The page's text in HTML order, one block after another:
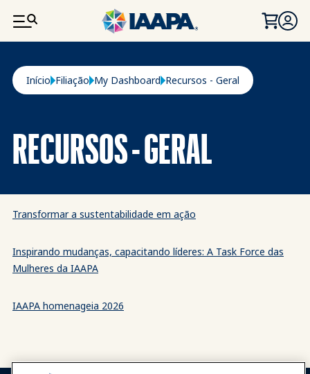
PASSAR PARA O CONTEÚDO PRINCIPAL
Navegação estrutural
Início Filiação My Dashboard Recursos - Geral
RECURSOS - GERAL
Transformar a sustentabilidade em ação
Inspirando mudanças, capacitando líderes: A Task Force das
Mulheres da IAAPA
IAAPA homenageia 2026